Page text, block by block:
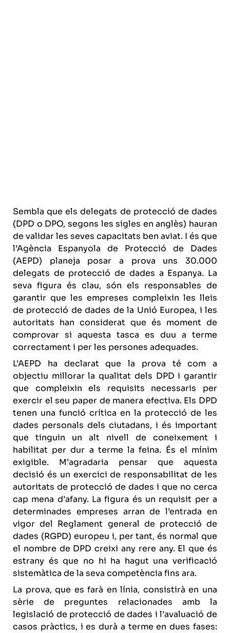
Sembla que els delegats de protecció de dades
(DPD o DPO, segons les sigles en anglès) hauran
de validar les seves capacitats ben aviat. I és que
l’Agència Espanyola de Protecció de Dades
(AEPD) planeja posar a prova uns 30.000
delegats de protecció de dades a Espanya. La
seva figura és clau, són els responsables de
garantir que les empreses compleixin les lleis
de protecció de dades de la Unió Europea, i les
autoritats han considerat que és moment de
comprovar si aquesta tasca es duu a terme
correctament i per les persones adequades.
L’AEPD ha declarat que la prova té com a
objectiu millorar la qualitat dels DPD i garantir
que compleixin els requisits necessaris per
exercir el seu paper de manera efectiva. Els DPD
tenen una funció crítica en la protecció de les
dades personals dels ciutadans, i és important
que tinguin un alt nivell de coneixement i
habilitat per dur a terme la feina. És el mínim
exigible. M’agradaria pensar que aquesta
decisió és un exercici de responsabilitat de les
autoritats de protecció de dades i que no cerca
cap mena d’afany. La figura és un requisit per a
determinades empreses arran de l’entrada en
vigor del Reglament general de protecció de
dades (RGPD) europeu i, per tant, és normal que
el nombre de DPD creixi any rere any. El que és
estrany és que no hi ha hagut una verificació
sistemàtica de la seva competència fins ara.
La prova, que es farà en línia, consistirà en una
sèrie de preguntes relacionades amb la
legislació de protecció de dades i l’avaluació de
casos pràctics, i es durà a terme en dues fases: